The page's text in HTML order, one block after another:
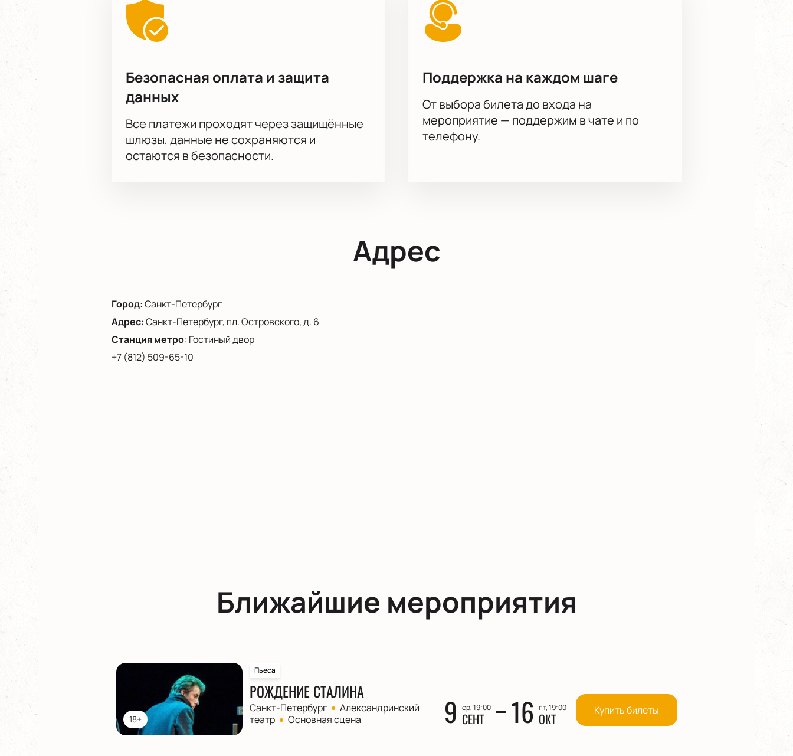
Безопасная оплата и защита
данных
Все платежи проходят через защищённые
шлюзы, данные не сохраняются и
остаются в безопасности.
Поддержка на каждом шаге
От выбора билета до входа на
мероприятие — поддержим в чате и по
телефону.
Адрес
Город:Санкт-Петербург
Адрес:Санкт-Петербург, пл. Островского, д. 6
Станция метро: Гостиный двор
+7 (812) 509-65-10
Ближайшие мероприятия
18+
Пьеса
РОЖДЕНИЕ СТАЛИНА
Санкт-Петербург
Александринский
театр
Основная сцена 9 ср, 19:00
СЕНТ 16 пт, 19:00
ОКТ Купить билеты